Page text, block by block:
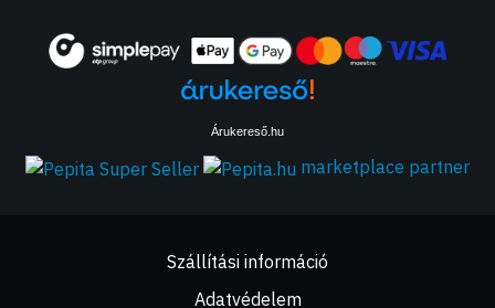
Árukereső.hu
marketplace partner
Szállítási információ
Adatvédelem